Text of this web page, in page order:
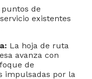
puntos de
existentes
La hoja de ruta
avanza con
de
impulsadas por la